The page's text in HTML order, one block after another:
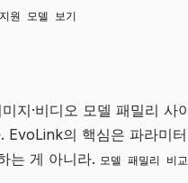
지원 모델 보기
지·비디오 모델 패밀리
EvoLink의 핵심은 파라미
는 게 아니라. 모델 패밀리 비교